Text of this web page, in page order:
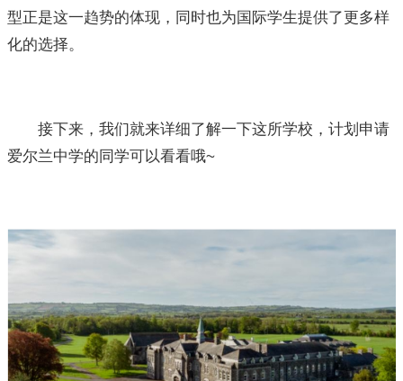
型正是这一趋势的体现，同时也为国际学生提供了更多样
化的选择。
接下来，我们就来详细了解一下这所学校，计划申请
爱尔兰中学的同学可以看看哦~